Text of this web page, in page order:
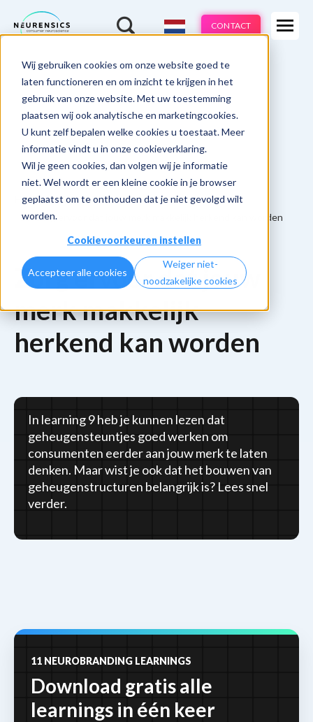
Wij gebruiken cookies om onze website goed te
laten functioneren en om inzicht te krijgen in het
gebruik van onze website. Met uw toestemming
plaatsen wij ook analytische en marketingcookies.
U kunt zelf bepalen welke cookies u toestaat. Meer
informatie vindt u in onze cookieverklaring.
Wil je geen cookies, dan volgen wij je informatie
niet. Wel wordt er een kleine cookie in je browser
geplaatst om te onthouden dat je niet gevolgd wilt
worden.
Cookievoorkeuren instellen
Accepteer alle cookies
Weiger niet-
noodzakelijke cookies
Expertises
Branches
Cases
Over ons
CONTACT
Webinar -Do 13 aug | 10:00 - 11:00u
Home
NeuroBranding Learnings
10. Zorg ervoor dat jouw merk makkelijk herkend kan worden
Zorg ervoor dat jouw
merk makkelijk
herkend kan worden
In learning 9 heb je kunnen lezen dat
geheugensteuntjes goed werken om
consumenten eerder aan jouw merk te laten
denken. Maar wist je ook dat het bouwen van
geheugenstructuren belangrijk is? Lees snel
verder.
11 NEUROBRANDING LEARNINGS
Download gratis alle
learnings in één keer